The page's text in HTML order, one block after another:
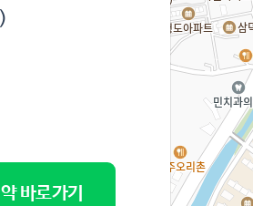
바로가기